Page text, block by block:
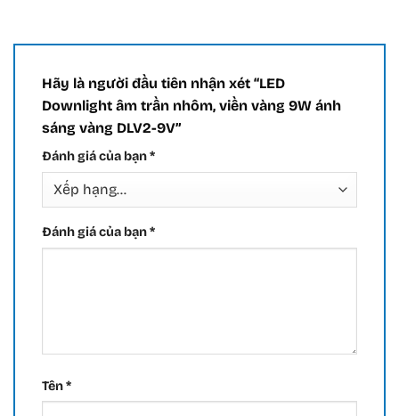
Hãy là người đầu tiên nhận xét “LED
Downlight âm trần nhôm, viền vàng 9W ánh
sáng vàng DLV2-9V”
Đánh giá của bạn*
Đánh giá của bạn*
Tên*